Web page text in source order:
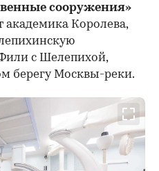
сооружения»
академика Королева,
с Шелепихой,
берегу Москвы-реки.